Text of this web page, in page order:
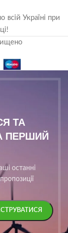
Україні при
ТА
ПЕРШИЙ
останні